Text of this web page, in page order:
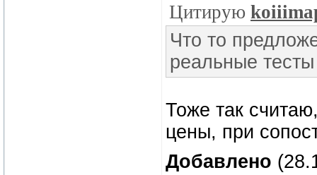
Цитирую
Что то
реальные
Тоже так
цены, при
Добавлено